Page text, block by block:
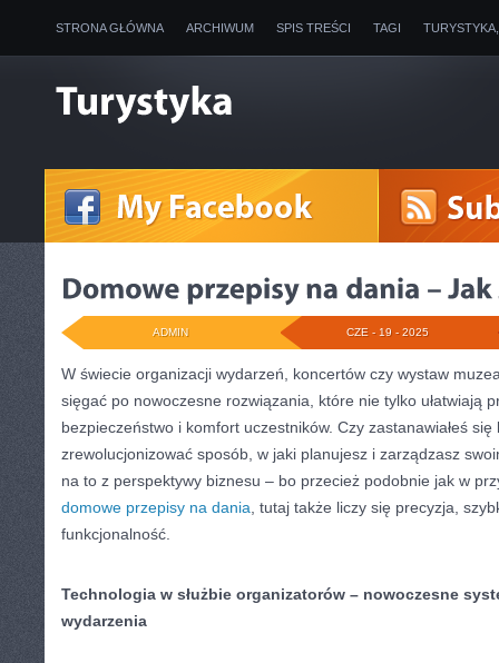
STRONA GŁÓWNA ARCHIWUM SPIS TREŚCI TAGI
CZE - 19 - 2025
ADMIN
W świecie organizacji wydarzeń, koncertów czy wystaw
sięgać po nowoczesne rozwiązania, które nie tylko ułatwiają
bezpieczeństwo i komfort uczestników. Czy zastanawiałeś
zrewolucjonizować sposób, w jaki planujesz i zarządzasz
na to z perspektywy biznesu – bo przecież podobnie jak w
domowe przepisy na dania , tutaj także liczy się precyzja,
funkcjonalność.
Technologia w służbie organizatorów – nowoczesne
wydarzenia